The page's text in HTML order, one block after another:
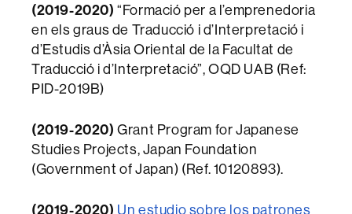
(2019-2020) “Formació per a l’emprenedoria
en els graus de Traducció i d’Interpretació i
d’Estudis d’Àsia Oriental de la Facultat de
Traducció i d’Interpretació”, OQD UAB (Ref:
PID-2019B)
(2019-2020) Grant Program for Japanese
Studies Projects, Japan Foundation
(Government of Japan) (Ref. 10120893).
(2019-2020) Un estudio sobre los patrones